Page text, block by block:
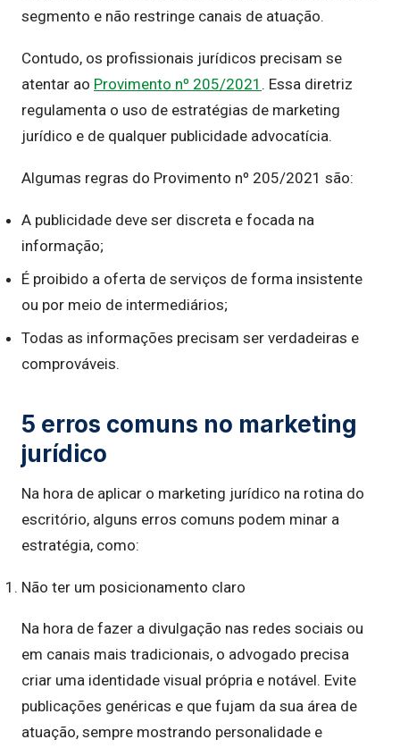
segmento e não restringe canais de atuação.
Contudo, os profissionais jurídicos precisam se
atentar ao Provimento nº 205/2021 . Essa diretriz
regulamenta o uso de estratégias de marketing
jurídico e de qualquer publicidade advocatícia.
Algumas regras do Provimento nº 205/2021 são:
A publicidade deve ser discreta e focada na
informação;
É proibido a oferta de serviços de forma insistente
ou por meio de intermediários;
Todas as informações precisam ser verdadeiras e
comprováveis.
5 erros comuns no marketing
jurídico
Na hora de aplicar o marketing jurídico na rotina do
escritório, alguns erros comuns podem minar a
estratégia, como:
Não ter um posicionamento claro
Na hora de fazer a divulgação nas redes sociais ou
em canais mais tradicionais, o advogado precisa
criar uma identidade visual própria e notável. Evite
publicações genéricas e que fujam da sua área de
atuação, sempre mostrando personalidade e